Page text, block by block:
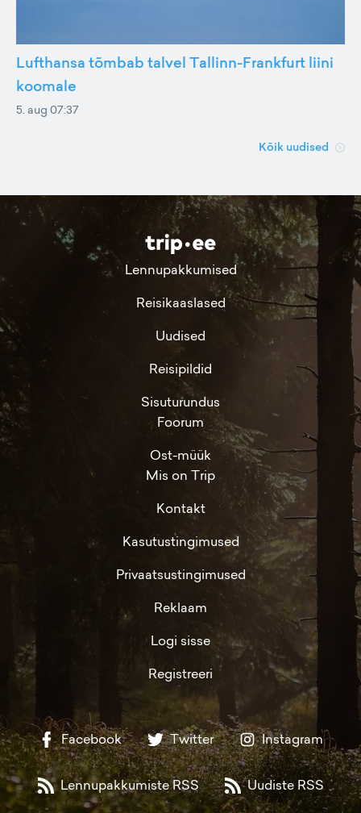
Lufthansa tõmbab talvel Tallinn-Frankfurt liini
koomale
5. aug 07:37
Kõik uudised
Lennupakkumised
Reisikaaslased
Uudised
Reisipildid
Sisuturundus
Foorum
Ost-müük
Mis on Trip
Kontakt
Kasutustingimused
Privaatsustingimused
Reklaam
Logi sisse
Registreeri
Facebook Twitter Instagram
Lennupakkumiste RSS Uudiste RSS